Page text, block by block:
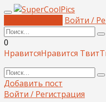
Войти /
0
НравитсяНравится Твит
Добавить пост
Войти / Регистрация